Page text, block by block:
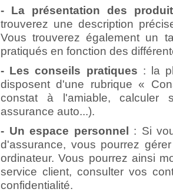
- La présentation des
trouverez une description
Vous trouverez également un
pratiqués en fonction des
- Les conseils pratiques : la
disposent d'une rubrique «
constat à l'amiable, calculer
assurance auto...).
- Un espace personnel : Si
d'assurance, vous pourrez
ordinateur. Vous pourrez ainsi
service client, consulter vos
confidentialité.